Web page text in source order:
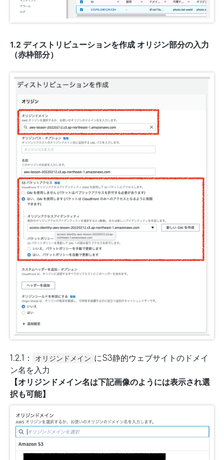
1.2 ディストリビューションを作成 オリジン部分の入力
（赤枠部分）
1.2.1： オリジンドメイン にS3静的ウェブサイトのドメイ
ン名を入力
【オリジンドメイン名は下記画像のようには表示され選
択も可能】